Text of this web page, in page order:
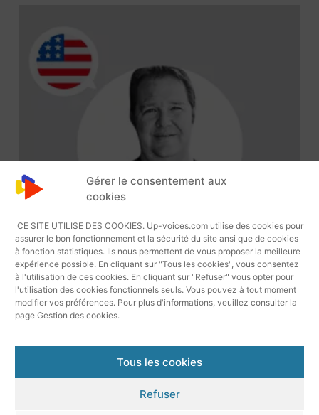
Gérer le consentement aux
cookies
CE SITE UTILISE DES COOKIES. Up-voices.com utilise des cookies pour
assurer le bon fonctionnement et la sécurité du site ansi que de cookies
à fonction statistiques. Ils nous permettent de vous proposer la meilleure
expérience possible. En cliquant sur "Tous les cookies", vous consentez
à l'utilisation de ces cookies. En cliquant sur "Refuser" vous opter pour
l'utilisation des cookies fonctionnels seuls. Vous pouvez à tout moment
modifier vos préférences. Pour plus d'informations, veuillez consulter la
page Gestion des cookies.
Tous les cookies
Refuser
Dustin 1913 Voix Off Américaine